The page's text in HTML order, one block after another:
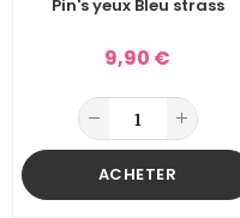
Pin's yeux Bleu strass
9,90 €
ACHETER